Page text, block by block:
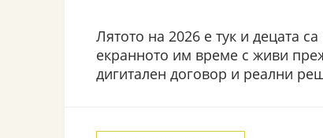
Лятото на 2026 е тук и децата
екранното им време с живи
дигитален договор и реални